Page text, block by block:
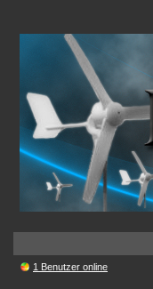
1 Benutzer online